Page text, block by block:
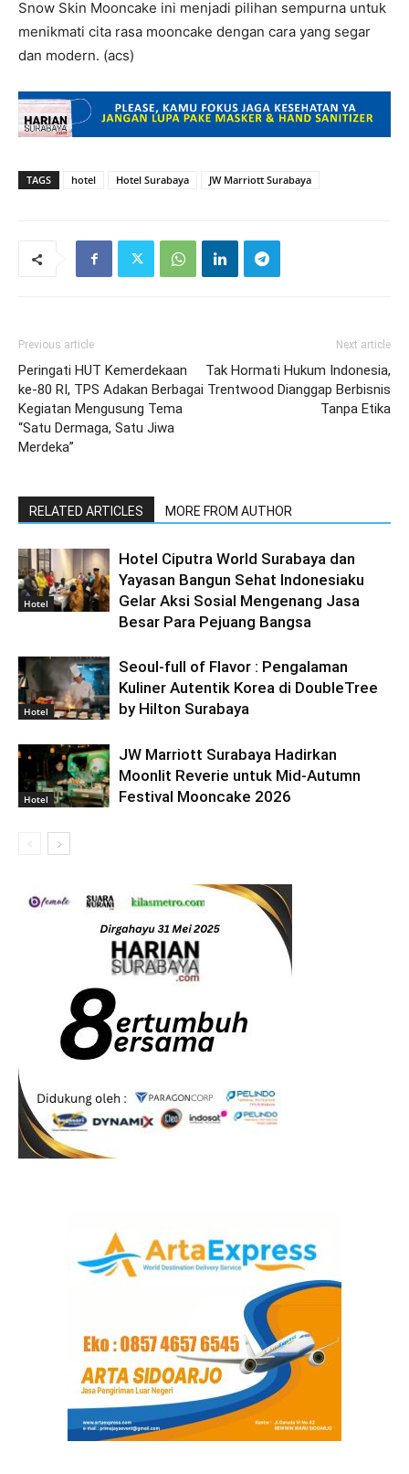
Snow Skin Mooncake ini menjadi pilihan sempurna untuk
menikmati cita rasa mooncake dengan cara yang segar
dan modern. (acs)
TAGS hotel Hotel Surabaya JW Marriott Surabaya
Previous article
Peringati HUT Kemerdekaan
ke-80 RI, TPS Adakan Berbagai
Kegiatan Mengusung Tema
“Satu Dermaga, Satu Jiwa
Merdeka”
Next article
Tak Hormati Hukum Indonesia,
Trentwood Dianggap Berbisnis
Tanpa Etika
RELATED ARTICLES MORE FROM AUTHOR
Hotel
Hotel Ciputra World Surabaya dan
Yayasan Bangun Sehat Indonesiaku
Gelar Aksi Sosial Mengenang Jasa
Besar Para Pejuang Bangsa
Hotel
Seoul-full of Flavor : Pengalaman
Kuliner Autentik Korea di DoubleTree
by Hilton Surabaya
Hotel
JW Marriott Surabaya Hadirkan
Moonlit Reverie untuk Mid-Autumn
Festival Mooncake 2026